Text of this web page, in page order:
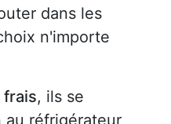
dans les
n'importe
frais, ils se
au réfrigérateur